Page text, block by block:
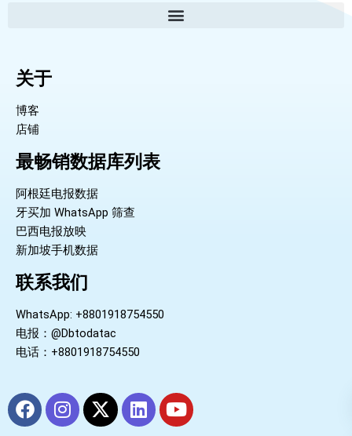
关于
博客
店铺
最畅销数据库列表
阿根廷电报数据
牙买加 WhatsApp 筛查
巴西电报放映
新加坡手机数据
联系我们
WhatsApp: +8801918754550
电报：@Dbtodatac
电话：+8801918754550
F
a
I
n
X
-
L
i
Y
o